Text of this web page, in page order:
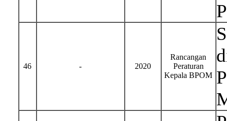
46 - 2020
Rancangan
Peraturan
Kepala BPOM